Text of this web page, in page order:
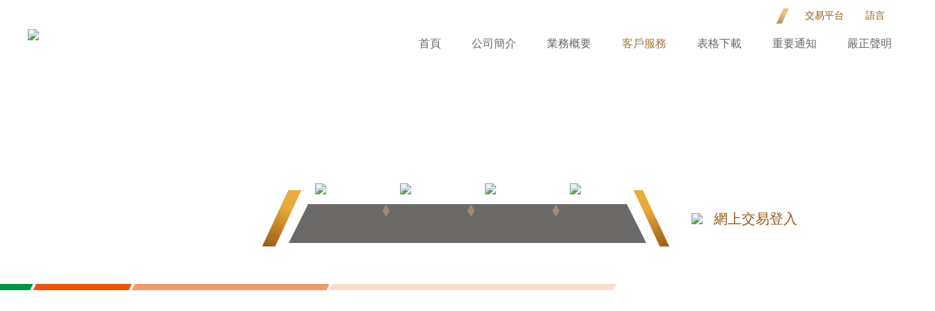
交易平台 語言
首頁 公司簡介 業務概要 客戶服務 表格下載 重要通知 嚴正聲明
網上交易登入